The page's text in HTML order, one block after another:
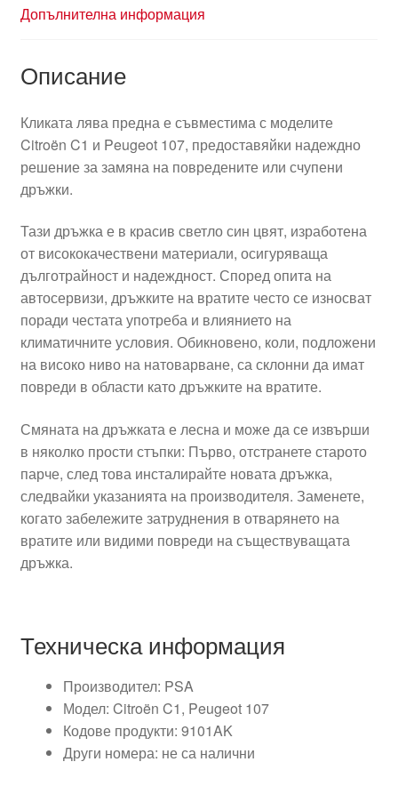
Допълнителна информация
Описание
Кликата лява предна е съвместима с моделите
Citroën C1 и Peugeot 107, предоставяйки надеждно
решение за замяна на повредените или счупени
дръжки.
Тази дръжка е в красив светло син цвят, изработена
от висококачествени материали, осигуряваща
дълготрайност и надеждност. Според опита на
автосервизи, дръжките на вратите често се износват
поради честата употреба и влиянието на
климатичните условия. Обикновено, коли, подложени
на високо ниво на натоварване, са склонни да имат
повреди в области като дръжките на вратите.
Смяната на дръжката е лесна и може да се извърши
в няколко прости стъпки: Първо, отстранете старото
парче, след това инсталирайте новата дръжка,
следвайки указанията на производителя. Заменете,
когато забележите затруднения в отварянето на
вратите или видими повреди на съществуващата
дръжка.
Техническа информация
Производител: PSA
Модел: Citroën C1, Peugeot 107
Кодове продукти: 9101AK
Други номера: не са налични